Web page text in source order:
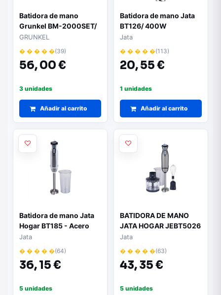
Batidora de mano
Grunkel BM-2000SET/
2000W/ Capacidad
0.8L/ Incluye Vaso,
Picadora, Varilla y
Soporte
GRUNKEL
� � � � �(39)
56,00 €
3 unidades
Añadir al carrito
Batidora de mano Jata
BT126/ 400W
Jata
� � � � �(113)
20,55 €
1 unidades
Añadir al carrito
Batidora de mano Jata
Hogar BT185 - Acero
inoxidable | 800W | Pie
desmontable | 2
velocidades
Jata
� � � � �(64)
36,15 €
5 unidades
BATIDORA DE MANO
JATA HOGAR JEBT5026
ACERO
Jata
� � � � �(63)
43,35 €
5 unidades